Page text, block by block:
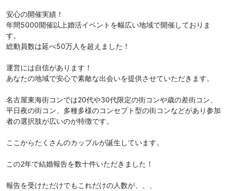
安心の開催実績！
年間5000開催以上婚活イベントを幅広い地域で開催しておりま
す。
総動員数は延べ50万人を超えました！
運営には自信があります！
あなたの地域で安心で素敵な出会いを提供させていただきます。
名古屋東海街コンでは20代や30代限定の街コンや歳の差街コン、
平日夜の街コン、多種多様のコンセプト型の街コンなどがあり参加
者の選択肢が広いのが特徴です。
ここからたくさんのカップルが誕生しています。
この2年で結婚報告を数十件いただきました！
報告を受けただけでもこれだけの人数が、、、